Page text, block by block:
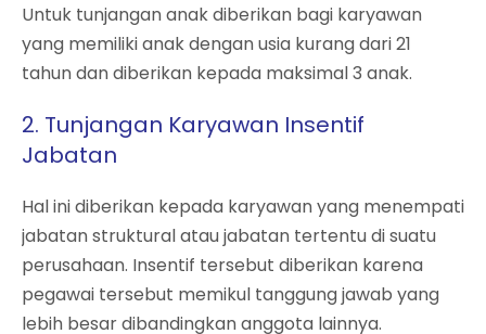
Untuk tunjangan anak diberikan bagi karyawan
yang memiliki anak dengan usia kurang dari 21
tahun dan diberikan kepada maksimal 3 anak.
2. Tunjangan Karyawan Insentif
Jabatan
Hal ini diberikan kepada karyawan yang menempati
jabatan struktural atau jabatan tertentu di suatu
perusahaan. Insentif tersebut diberikan karena
pegawai tersebut memikul tanggung jawab yang
lebih besar dibandingkan anggota lainnya.